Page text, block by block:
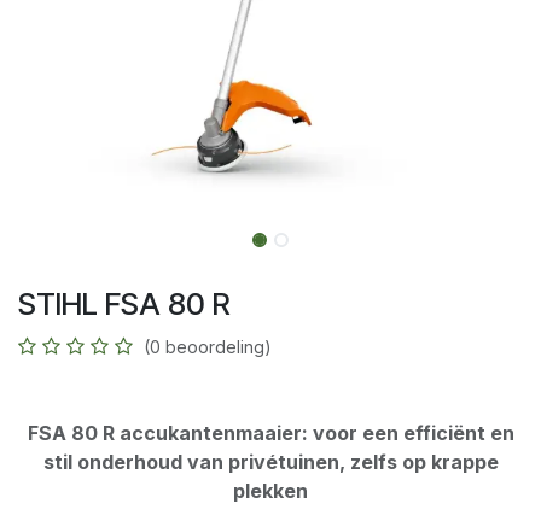
STIHL FSA 80 R
(0 beoordeling)
FSA 80 R accukantenmaaier: voor een efficiënt en
stil onderhoud van privétuinen, zelfs op krappe
plekken